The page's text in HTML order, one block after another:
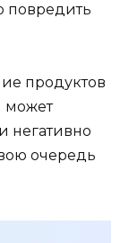
повредить
продуктов
может
негативно
очередь